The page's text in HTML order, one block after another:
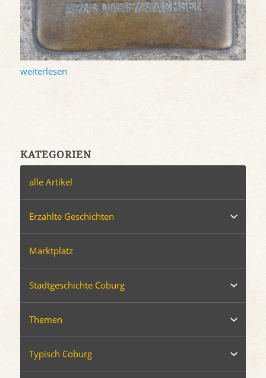
weiterlesen
KATEGORIEN
alle Artikel
Erzählte Geschichten
Marktplatz
Stadtgeschichte Coburg
Themen
Typisch Coburg